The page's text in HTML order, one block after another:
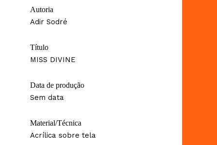
Autoria
Adir Sodré
Título
MISS DIVINE
Data de produção
Sem data
Material/Técnica
Acrílica sobre tela